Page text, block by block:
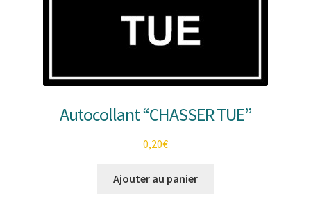
Autocollant “CHASSER TUE”
0,20€
Ajouter au panier